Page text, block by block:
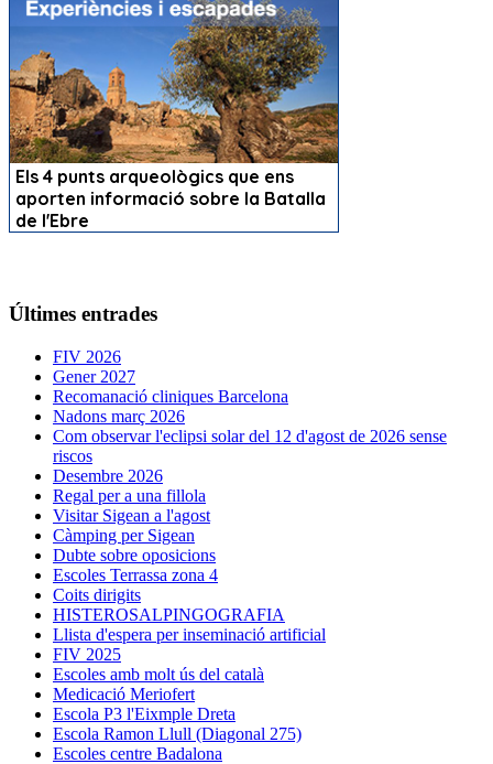
Últimes entrades
FIV 2026
Gener 2027
Recomanació cliniques Barcelona
Nadons març 2026
Com observar l'eclipsi solar del 12 d'agost de 2026 sense
riscos
Desembre 2026
Regal per a una fillola
Visitar Sigean a l'agost
Càmping per Sigean
Dubte sobre oposicions
Escoles Terrassa zona 4
Coits dirigits
HISTEROSALPINGOGRAFIA
Llista d'espera per inseminació artificial
FIV 2025
Escoles amb molt ús del català
Medicació Meriofert
Escola P3 l'Eixmple Dreta
Escola Ramon Llull (Diagonal 275)
Escoles centre Badalona